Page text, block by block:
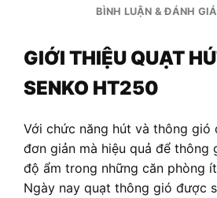
BÌNH LUẬN & ĐÁNH GIÁ
GIỚI THIỆU QUẠT
SENKO HT250
Với chức năng hút và thông gió
đơn giản mà hiệu quả để thông
độ ẩm trong những căn phòng
Ngày nay quạt thông gió được